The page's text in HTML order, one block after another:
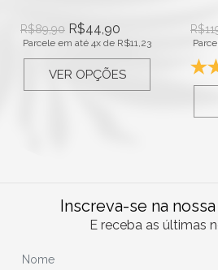
R$89,90 R$44,90
Parcele em até 4x de R$11,23
VER OPÇÕES
R$
Inscreva-se na
E receba as últimas